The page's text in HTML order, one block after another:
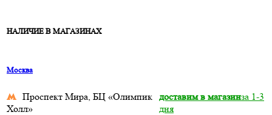
НАЛИЧИЕ В МАГАЗИНАХ
Москва
Проспект Мира, БЦ «Олимпик
Холл»
доставим в магазинза 1-3
дня